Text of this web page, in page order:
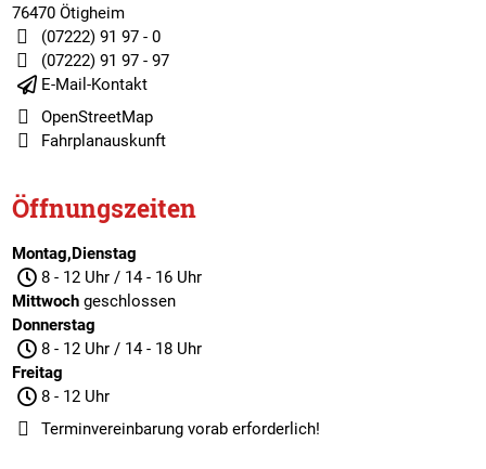
76470 Ötigheim
(07222) 91 97 - 0
(07222) 91 97 - 97
E-Mail-Kontakt
OpenStreetMap
Fahrplanauskunft
Öffnungszeiten
Montag,Dienstag
8 - 12 Uhr / 14 - 16 Uhr
Mittwochgeschlossen
Donnerstag
8 - 12 Uhr / 14 - 18 Uhr
Freitag
8 - 12 Uhr
Terminvereinbarungvorab erforderlich!